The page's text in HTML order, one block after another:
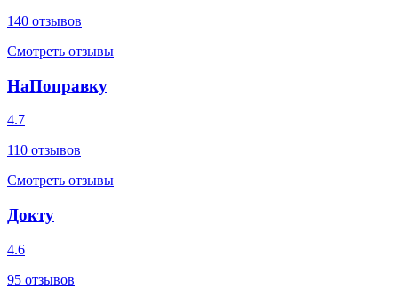
140 отзывов
Смотреть отзывы
НаПоправку
4.7
110 отзывов
Смотреть отзывы
Докту
4.6
95 отзывов